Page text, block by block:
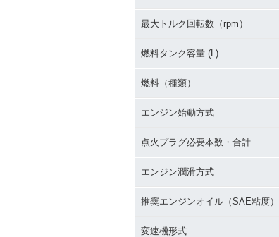
最大トルク回転数（rpm）
燃料タンク容量 (L)
燃料（種類）
エンジン始動方式
点火プラグ必要本数・合計
エンジン潤滑方式
推奨エンジンオイル（SAE粘度）
変速機形式